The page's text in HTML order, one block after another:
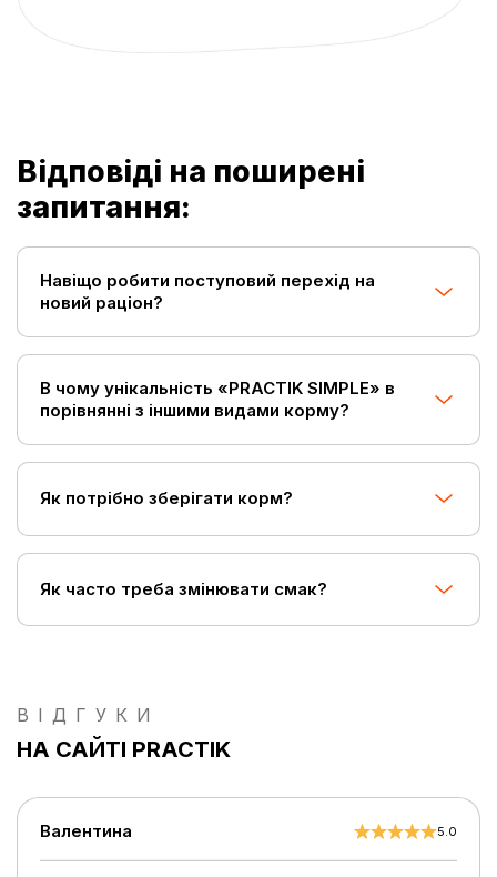
Відповіді на поширені
запитання:
Навіщо робити поступовий перехід на
новий раціон?
В чому унікальність «PRACTIK SIMPLE» в
порівнянні з іншими видами корму?
Як потрібно зберігати корм?
Як часто треба змінювати смак?
ВІДГУКИ
НА САЙТІ PRACTIK
Валентина 5.0